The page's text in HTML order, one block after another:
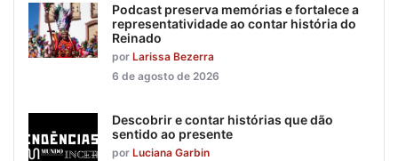
Podcast preserva memórias e fortalece a
representatividade ao contar história do
Reinado
por Larissa Bezerra
6 de agosto de 2026
Descobrir e contar histórias que dão
sentido ao presente
por Luciana Garbin